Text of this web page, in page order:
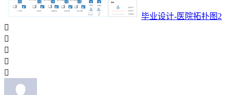
毕业设计-医院拓扑图2




